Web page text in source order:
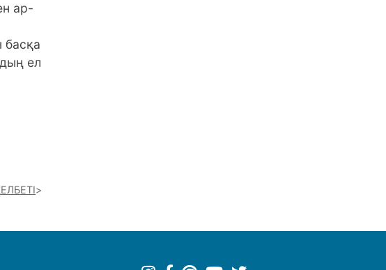
ар-
басқа
ел